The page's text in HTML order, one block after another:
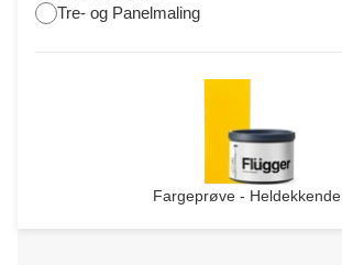
Tre- og Panelmaling
Fargeprøve - Heldekkende